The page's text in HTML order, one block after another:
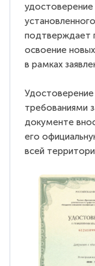
подтверждает
освоение
в рамках
требованиями
документе
его
всей